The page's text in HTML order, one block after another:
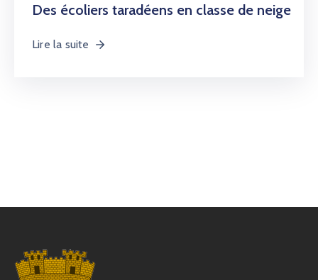
Des écoliers taradéens en classe de neige
Lire la suite